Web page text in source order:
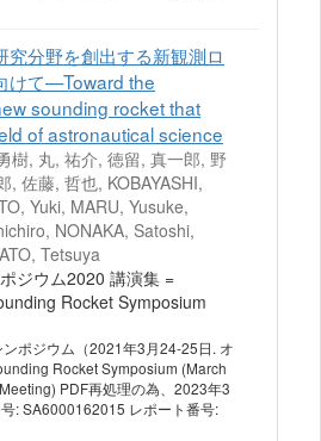
究分野を創出する新観測ロ
けて—Toward the
sounding rocket that
of astronautical science
樹, 丸, 祐介, 徳留, 真一郎, 野
, 佐藤, 哲也, KOBAYASHI,
Yuki, MARU, Yusuke,
NONAKA, Satoshi,
Tetsuya
ジウム2020 講演集 =
Rocket Symposium
ポジウム（2021年3月24-25日. オ
Rocket Symposium (March
PDF再処理の為、2023年3
: SA6000162015 レポート番号: